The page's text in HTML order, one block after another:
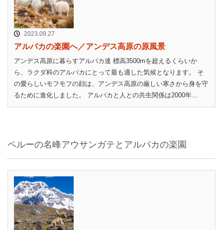
2023.09.27
アルパカの楽園へ／アンデス高原の原風景
アンデス高原に暮らすアルパカ達 標高3500mを超えるくらいか
ら、ラクダ科のアルパカにとって最も適した気候となります。 そ
の愛らしいモフモフの顔は、アンデス高原の厳しい寒さから身を守
るために進化しました。 アルパカと人との共生関係は2000年...
ペルーの名峰アウサンガテとアルパカの楽園